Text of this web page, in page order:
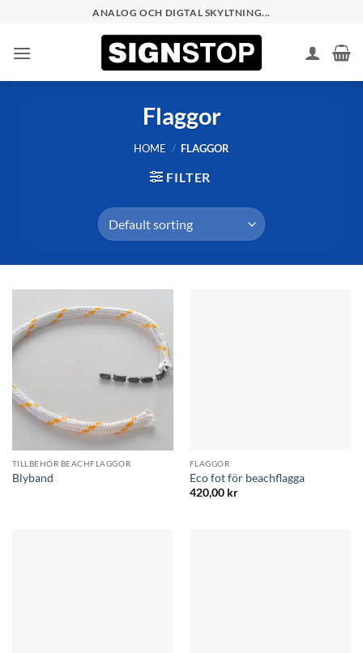
content
ANALOG OCH DIGTAL SKYLTNING...
Flaggor
HOME / FLAGGOR
FILTER
TILLBEHÖR BEACHFLAGGOR
Blyband
FLAGGOR
Eco fot för beachflagga
420,00 kr